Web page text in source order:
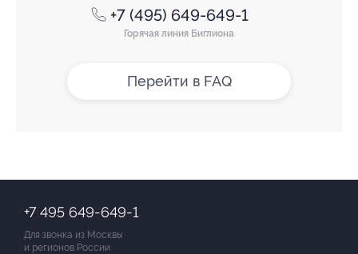
+7 (495) 649-649-1
Горячая линия Биглиона
Перейти в FAQ
+7 495 649-649-1
Для звонка из Москвы
и регионов России